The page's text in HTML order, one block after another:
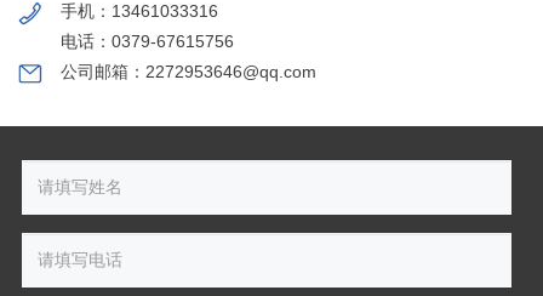
手机：13461033316
电话：0379-67615756
公司邮箱：2272953646@qq.com